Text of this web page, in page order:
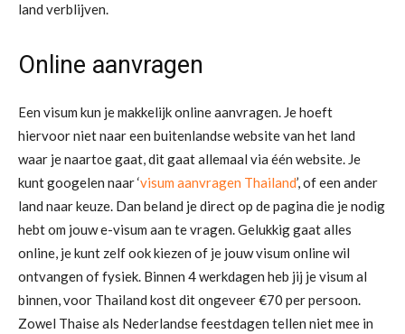
land verblijven.
Online aanvragen
Een visum kun je makkelijk online aanvragen. Je hoeft
hiervoor niet naar een buitenlandse website van het land
waar je naartoe gaat, dit gaat allemaal via één website. Je
kunt googelen naar ‘visum aanvragen Thailand’, of een ander
land naar keuze. Dan beland je direct op de pagina die je nodig
hebt om jouw e-visum aan te vragen. Gelukkig gaat alles
online, je kunt zelf ook kiezen of je jouw visum online wil
ontvangen of fysiek. Binnen 4 werkdagen heb jij je visum al
binnen, voor Thailand kost dit ongeveer €70 per persoon.
Zowel Thaise als Nederlandse feestdagen tellen niet mee in